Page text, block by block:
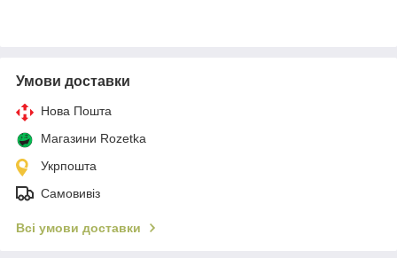
Умови доставки
Нова Пошта
Магазини Rozetka
Укрпошта
Самовивіз
Всі умови доставки